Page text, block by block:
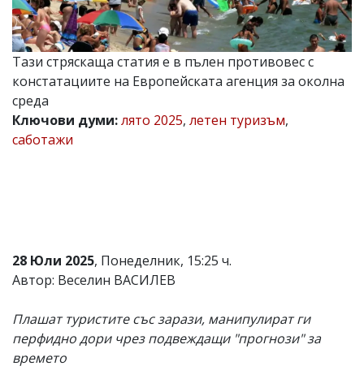
Главен
редактор:
Иван
Колев,
email:
Коментарите
под
не
носи
отговорност
тях!
Ако
откриете
обиден
Тази стряскаща статия е в пълен противовес с
констатациите на Европейската агенция за околна
среда
Ключови думи:лято 2025, летен туризъм,
саботажи
28 Юли 2025, Понеделник, 15:25 ч.
Автор: Веселин ВАСИЛЕВ
Плашат туристите със зарази, манипулират ги
перфидно дори чрез подвеждащи "прогнози" за
времето